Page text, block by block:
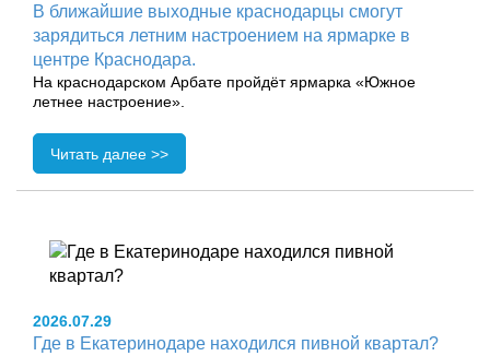
В ближайшие выходные краснодарцы смогут
зарядиться летним настроением на ярмарке в
центре Краснодара.
На краснодарском Арбате пройдёт ярмарка «Южное
летнее настроение».
Читать далее >>
2026.07.29
Где в Екатеринодаре находился пивной квартал?